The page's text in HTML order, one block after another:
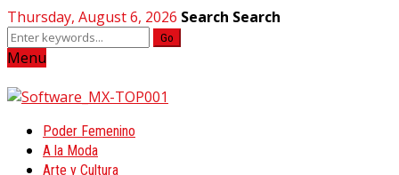
Thursday, August 6, 2026 Search Search
Go
Menu
Poder Femenino
A la Moda
Arte y Cultura